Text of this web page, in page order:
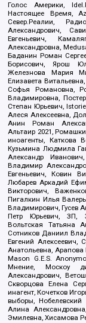
Голос Америки,
Настоящее Время,
Север.Реалии,
Александрович,
Евгеньевич,
Александровна,
Баданин Роман
Борисович, Ярош
Железнова Мария
Елизавета
Софья Романовна,
Владимировна,
Степан Юрьевич,
Алеся Алексеевна,
Анин Роман
Альтаир 2021,
иноагенты, Каткова
Кузьмина Людмила
Александр
Владимир
Евгеньевич, Ковин
Любарев Аркадий
Викторович,
Пигалкин Илья
Владимирович, Гусев
Петр Юрьевич, ЗП,
Вольтская Татьяна
Сотников Даниил
Евгений Алексеевич,
Анатольевна,
Mason G.E.S.
Мнение, Москоу
Александрович,
Скворцова Елена
инагент, Кочетков
выборы, Нобелевский
Алина
Эмилевна, Хисамова